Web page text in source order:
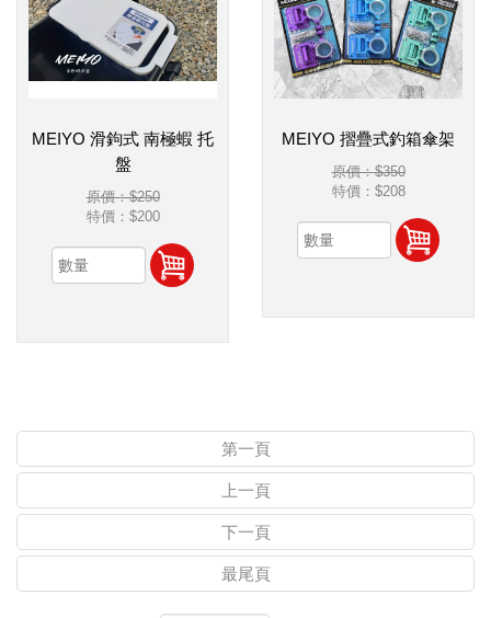
MEIYO 滑鉤式 南極蝦 托
盤
原價：$250
特價： $200
MEIYO 摺疊式釣箱傘架
原價：$350
特價： $208
第一頁
上一頁
下一頁
最尾頁